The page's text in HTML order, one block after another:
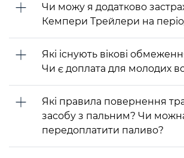
Чи можу я додатково
Кемпери Трейлери на
Які існують вікові
Чи є доплата для молодих
Які правила повернення
засобу з пальним? Чи
передоплатити паливо?